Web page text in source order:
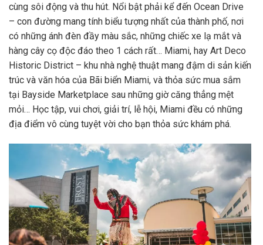
cùng sôi động và thu hút. Nổi bật phải kể đến Ocean Drive
– con đường mang tính biểu tượng nhất của thành phố, nơi
có những ánh đèn đầy màu sắc, những chiếc xe lạ mắt và
hàng cây cọ độc đáo theo 1 cách rất… Miami, hay Art Deco
Historic District – khu nhà nghệ thuật mang đậm di sản kiến
​trúc và văn hóa của Bãi biển Miami, và thỏa sức mua sắm
tại Bayside Marketplace sau những giờ căng thẳng mệt
mỏi… Học tập, vui chơi, giải trí, lễ hội, Miami đều có những
địa điểm vô cùng tuyệt vời cho bạn thỏa sức khám phá.